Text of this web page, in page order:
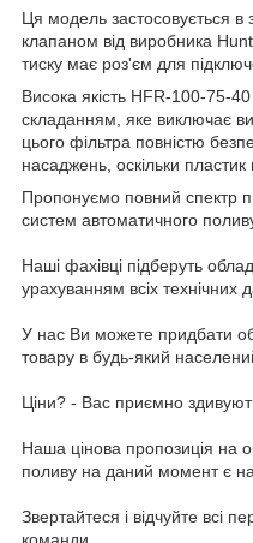
Ця модель застосовується в
клапаном від виробника
тиску має роз'єм для
Висока якість HFR-100-75-
складанням, яке виключає
цього фільтра повністю
насаджень, оскільки
Пропонуємо повний спектр
систем автоматичного
Наші фахівці підберуть
урахуванням всіх технічних
У нас Ви можете придбати
товару в будь-який
Ціни? - Вас приємно
Наша цінова пропозиція на
поливу на даний момент є
Звертайтеся і відчуйте всі